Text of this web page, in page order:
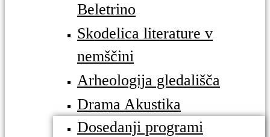
Beletrino
Skodelica literature v
nemščini
Arheologija gledališča
Drama Akustika
Dosedanji programi